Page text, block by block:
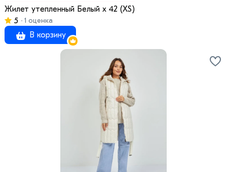
Жилет утепленный Белый x 42 (XS)
5
1 оценка
В корзину